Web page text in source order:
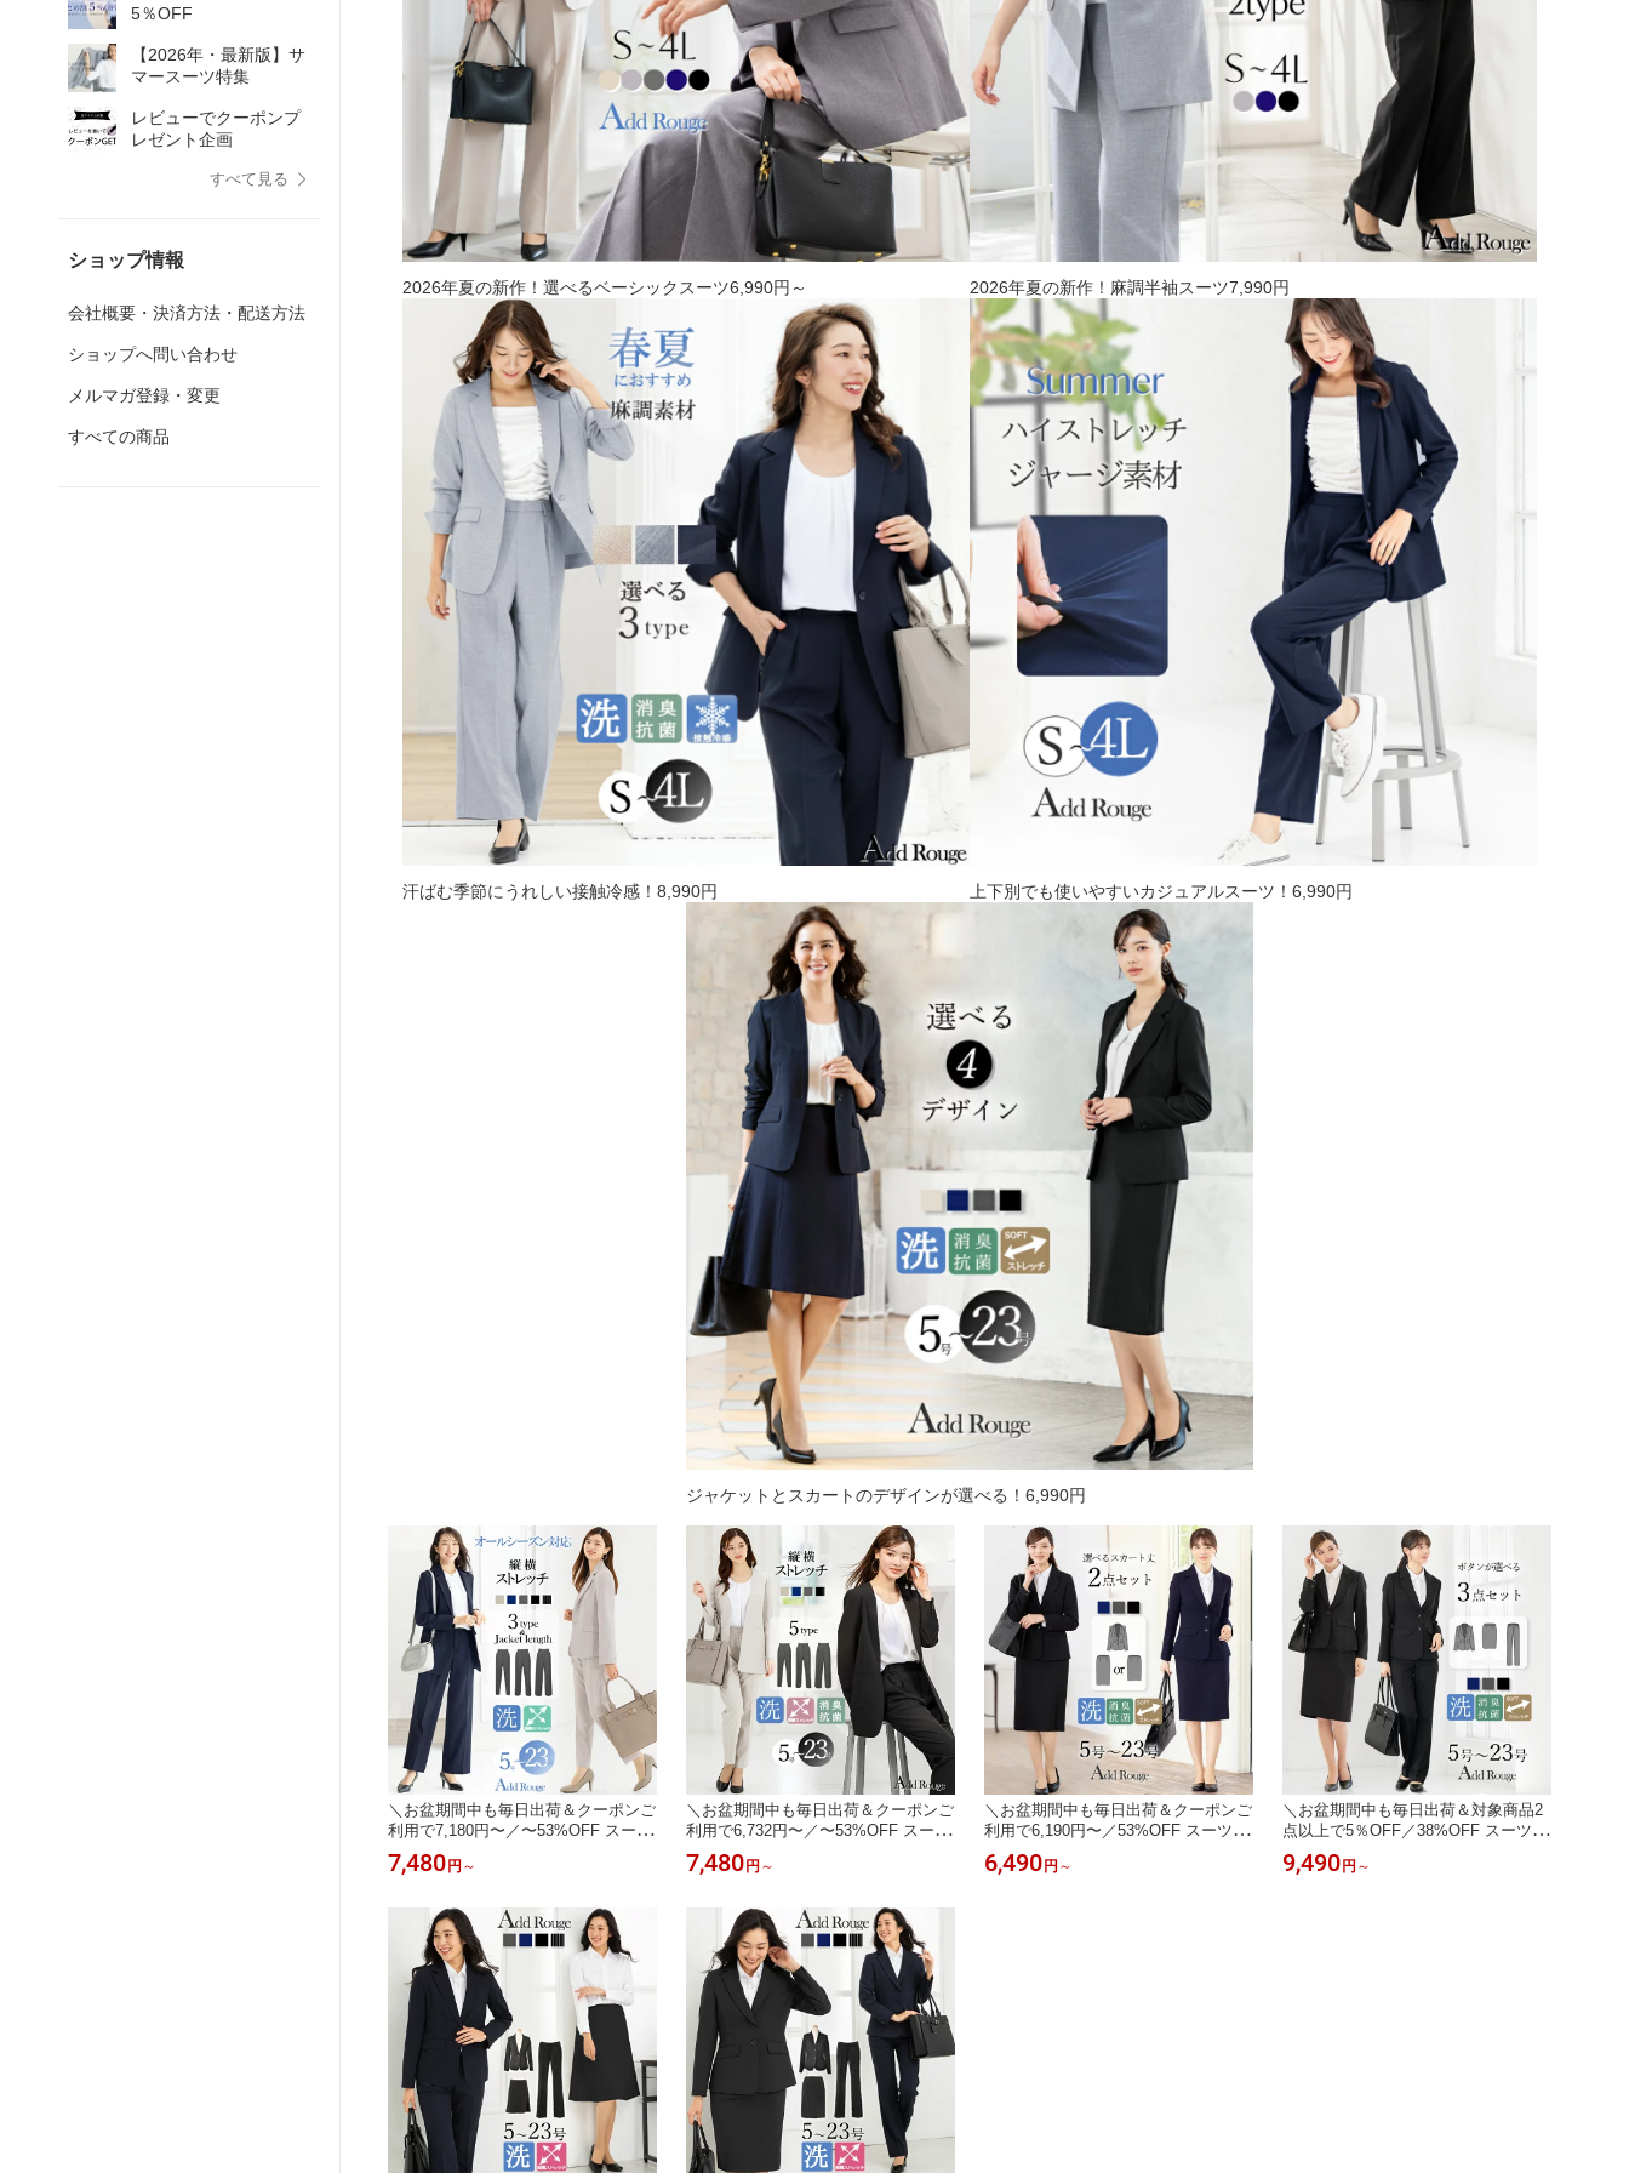
5％OFF
【2026年・最新版】サ
マースーツ特集
レビューでクーポンプ
レゼント企画
すべて見る
ショップ情報
会社概要・決済方法・配送方法
ショップへ問い合わせ
メルマガ登録・変更
すべての商品
2026年夏の新作！選べるベーシックスーツ6,990円～ 2026年夏の新作！麻調半袖スーツ7,990円
汗ばむ季節にうれしい接触冷感！8,990円 上下別でも使いやすいカジュアルスーツ！6,990円
ジャケットとスカートのデザインが選べる！6,990円
＼お盆期間中も毎日出荷＆クーポンご
利用で7,180円〜／〜53%OFF スーツ
レディース 夏 サマースーツ 大きいサ
イズ ビジネススーツ セットアップ 洗
春 夏 30代 40代 50代 通勤 面接 オフ
ィス 試着チケット対象
7,480 円 ～
＼お盆期間中も毎日出荷＆クーポンご
利用で6,732円〜／〜53%OFF スーツ
レディース 夏 サマースーツ 大きいサ
イズ ビジネススーツ セットアップ 洗
ジャケット 春秋冬 30代 40代 50代 通
勤 面接 セレモニー オフィス 試着チ
ケット対象
7,480 円 ～
＼お盆期間中も毎日出荷＆クーポンご
利用で6,190円〜／53%OFF スーツ レ
ディース リクルートスーツ ビジネス
スーツ 洗える 2点セット レディース
6,490 円 ～
＼お盆期間中も毎日出荷＆対象商品2
点以上で5％OFF／38%OFF スーツ
レディース 3点セット セットアップ
パンツ スカート ビジネススーツ リク
9,490 円 ～